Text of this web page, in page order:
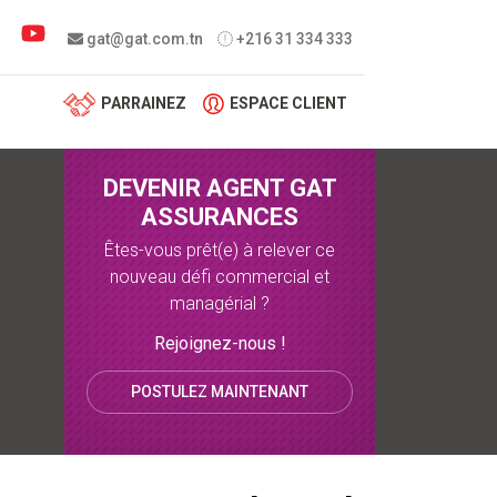
gat@gat.com.tn +216 31 334 333
PARRAINEZ ESPACE CLIENT
DEVENIR AGENT GAT
ASSURANCES
Êtes-vous prêt(e) à relever ce
nouveau défi commercial et
managérial ?
Rejoignez-nous !
POSTULEZ MAINTENANT